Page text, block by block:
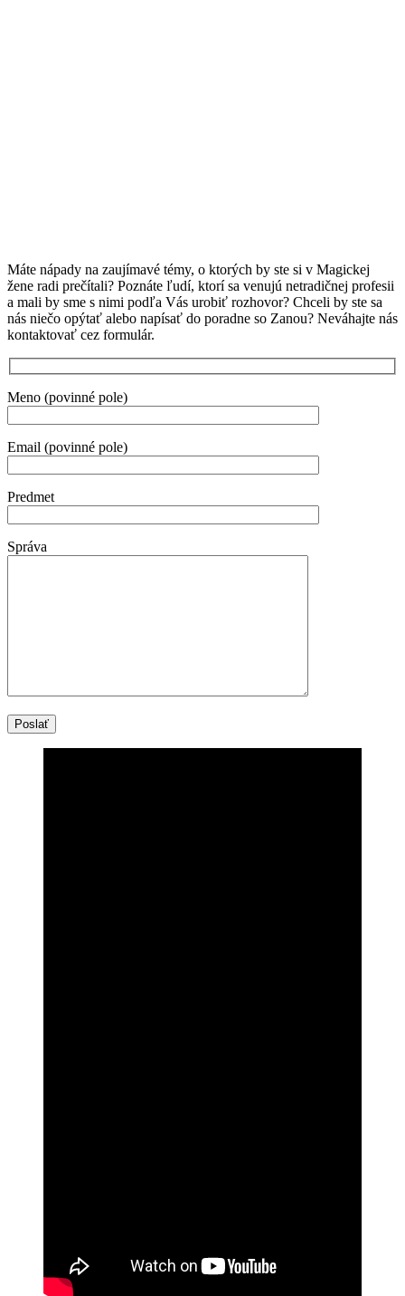
Máte nápady na zaujímavé témy, o ktorých by ste si v Magickej
žene radi prečítali? Poznáte ľudí, ktorí sa venujú netradičnej profesii
a mali by sme s nimi podľa Vás urobiť rozhovor? Chceli by ste sa
nás niečo opýtať alebo napísať do poradne so Zanou? Neváhajte nás
kontaktovať cez formulár.
Meno (povinné pole)
Email (povinné pole)
Predmet
Správa